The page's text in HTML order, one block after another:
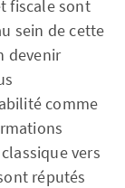
fiscale sont
sein de cette
devenir
comme
vers
réputés